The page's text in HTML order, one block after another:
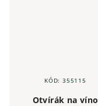
Otvírák na víno
KÓD:355115